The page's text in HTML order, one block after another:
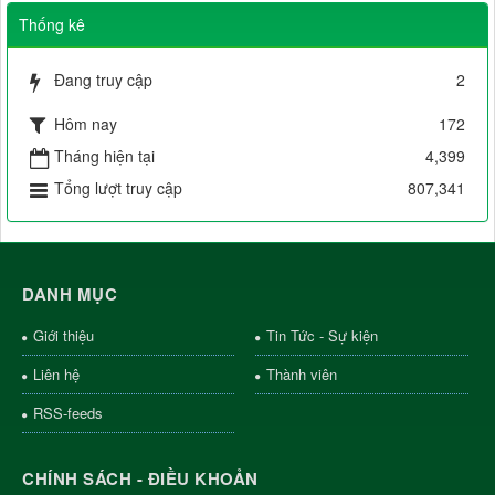
Thống kê
Đang truy cập
2
Hôm nay
172
Tháng hiện tại
4,399
Tổng lượt truy cập
807,341
DANH MỤC
Giới thiệu
Tin Tức - Sự kiện
Liên hệ
Thành viên
RSS-feeds
CHÍNH SÁCH - ĐIỀU KHOẢN